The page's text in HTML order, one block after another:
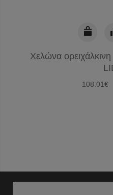
Χελώνα
108.01€